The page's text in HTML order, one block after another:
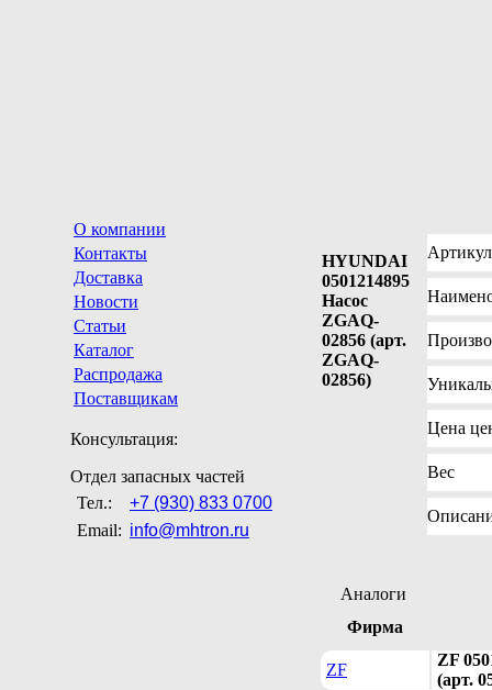
О компании
Контакты
Доставка
Новости
Статьи
Каталог
Распродажа
Поставщикам
Консультация:
Отдел запасных частей
Тел.:
+7 (930) 833 0700
Email: info@mhtron.ru
HYUNDAI
0501214895
Насос
ZGAQ-
02856 (арт.
ZGAQ-
02856)
Артикул
Цена
Вес
Аналоги
Фирма
ZF
ZF
(арт.